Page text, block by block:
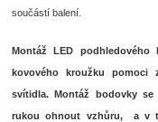
součástí balení.
Montáž LED podhledového
kovového kroužku pomoci
svítidla. Montáž bodovky
rukou ohnout vzhůru, a v